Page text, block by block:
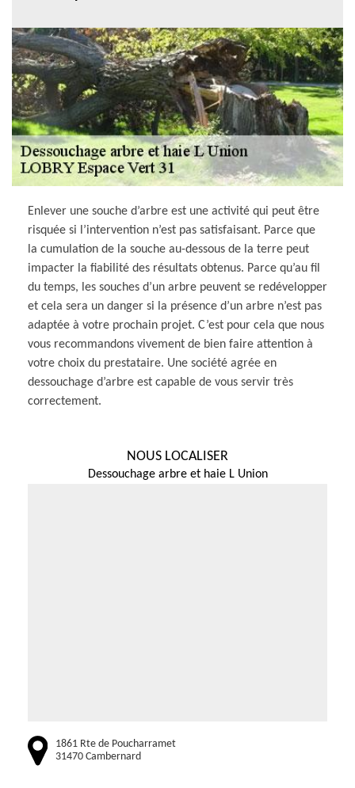
Enlever une souche d’arbre est une activité qui peut être
risquée si l’intervention n’est pas satisfaisant. Parce que
la cumulation de la souche au-dessous de la terre peut
impacter la fiabilité des résultats obtenus. Parce qu’au fil
du temps, les souches d’un arbre peuvent se redévelopper
et cela sera un danger si la présence d’un arbre n’est pas
adaptée à votre prochain projet. C’est pour cela que nous
vous recommandons vivement de bien faire attention à
votre choix du prestataire. Une société agrée en
dessouchage d’arbre est capable de vous servir très
correctement.
NOUS LOCALISER
Dessouchage arbre et haie L Union
1861 Rte de Poucharramet
31470 Cambernard